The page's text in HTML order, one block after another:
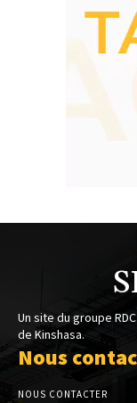
Un site du groupe
de Kinshasa.
Nous
NOUS CONTACTER